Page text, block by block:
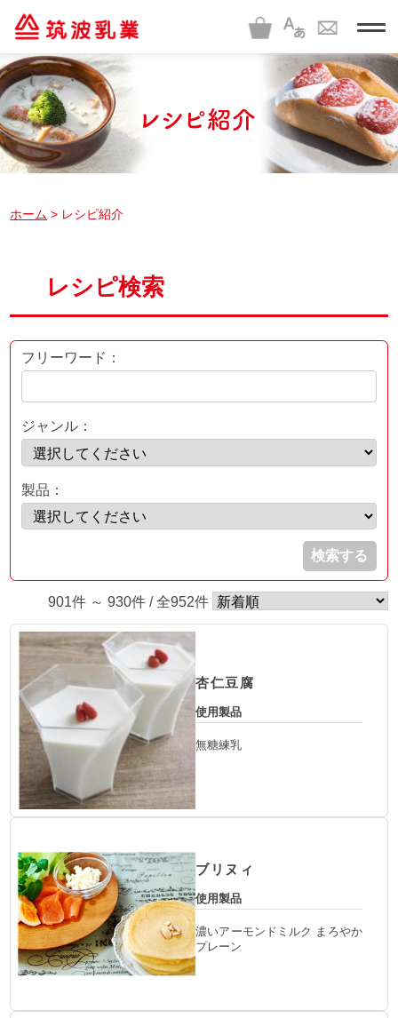
t
o
g
l
e
n
a
v
i
g
a
ホーム > レシピ紹介
レシピ検索
フリーワード：
ジャンル：
製品：
検索する
901件 ～ 930件 / 全952件
杏仁豆腐
使用製品
無糖練乳
ブリヌィ
使用製品
濃いアーモンドミルク まろやか
プレーン